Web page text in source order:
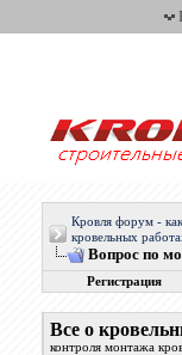
Кровля форум -
кровельных
Вопрос по
Регистрация
Все о
контроля монтажа